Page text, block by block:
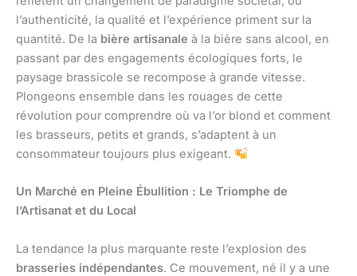
l’authenticité, la qualité et l’expérience priment sur la
quantité. De la bière artisanale à la bière sans alcool, en
passant par des engagements écologiques forts, le
paysage brassicole se recompose à grande vitesse.
Plongeons ensemble dans les rouages de cette
révolution pour comprendre où va l’or blond et comment
les brasseurs, petits et grands, s’adaptent à un
consommateur toujours plus exigeant.
Un Marché en Pleine Ébullition : Le Triomphe de
l’Artisanat et du Local
La tendance la plus marquante reste l’explosion des
brasseries indépendantes. Ce mouvement, né il y a une